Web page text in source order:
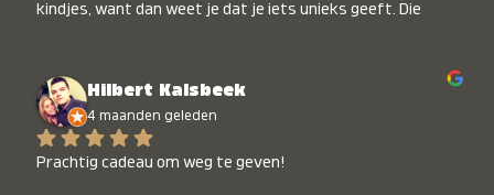
kindjes, want dan weet je dat je iets unieks geeft. Die
Hilbert Kalsbeek
4 maanden geleden
Prachtig cadeau om weg te geven!